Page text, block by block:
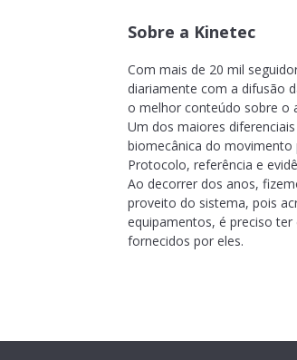
Sobre a Kinetec
Com mais de 20 mil
diariamente com a difusão
o melhor conteúdo sobre o
Um dos maiores
biomecânica do movimento
Protocolo, referência e
Ao decorrer dos anos,
proveito do sistema, pois
equipamentos, é preciso
fornecidos por eles.